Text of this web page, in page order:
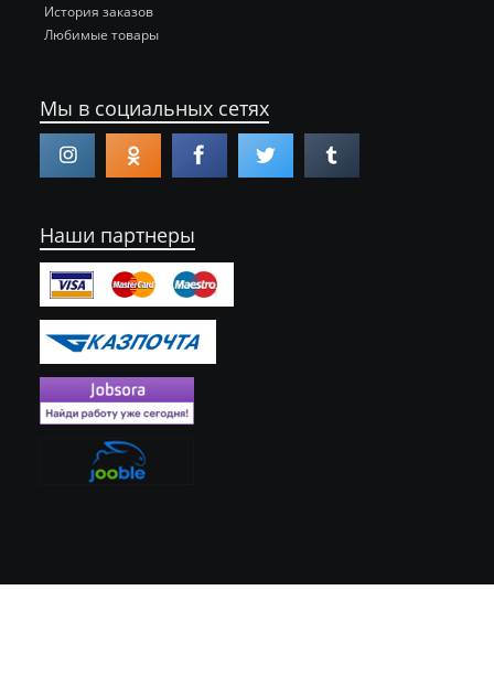
История заказов
Любимые товары
Мы в социальных сетях
Наши партнеры